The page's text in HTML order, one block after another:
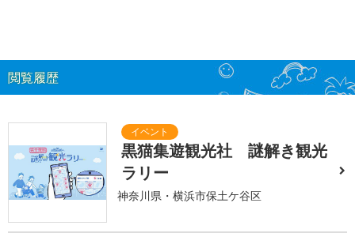
閲覧履歴
黒猫集遊観光社 謎解き観光
ラリー
神奈川県・横浜市保土ケ谷区